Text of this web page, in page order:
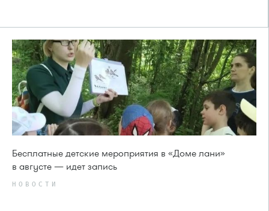
Бесплатные детские мероприятия в «Доме лани»
в августе — идет запись
НОВОСТИ